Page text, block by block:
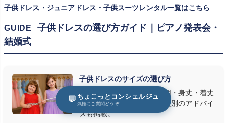
② 舞台で映える色・楽器に合うデザインを選ぶ
発表会の舞台は照明が強く、客席からは意外と色味が飛んで見え
ます。ネイビー・ブラック・深みのあるジュエルカラーはホールの照
す。またピアノ演奏なら落ち着いたシックなトーン、バイオリンやソ
ロ演奏なら華やかで視線を集めるデザイン、合唱やアンサンブル
なら衣装同士が調和するクラシカルな色合い、と演目に合わせた
子供ドレス・ジュニアドレス・子供スーツレンタル一覧はこちら
GUIDE
子供ドレスの選び方ガイド｜ピアノ発表会・
結婚式
子供ドレスのサイズの選び方
ドレス選びで迷わない！胸囲・身丈・着丈
の測り方をプロが解説。体型別のアドバイ
スも掲載。
💬 ちょこっとコンシェルジュ
気軽にご質問どうぞ